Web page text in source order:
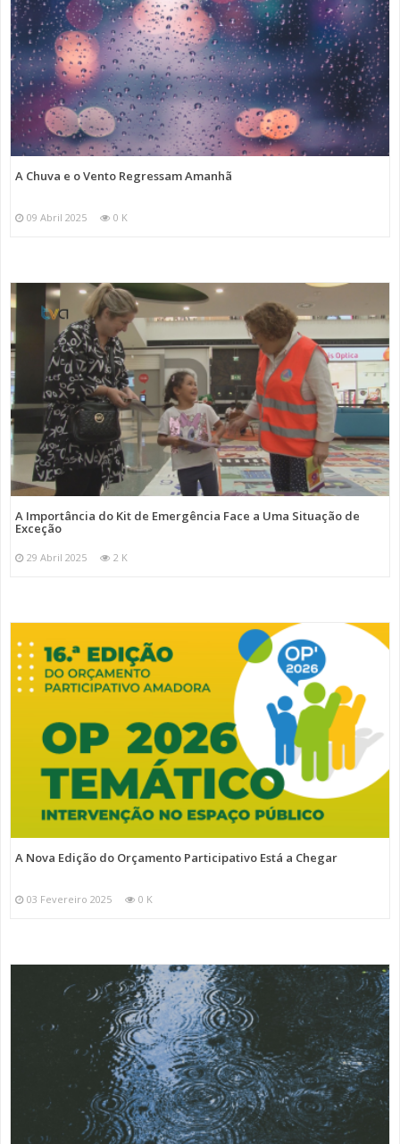
A Chuva e o Vento Regressam Amanhã
09 Abril 2025 0 K
A Importância do Kit de Emergência Face a Uma Situação de
Exceção
29 Abril 2025 2 K
A Nova Edição do Orçamento Participativo Está a Chegar
03 Fevereiro 2025 0 K